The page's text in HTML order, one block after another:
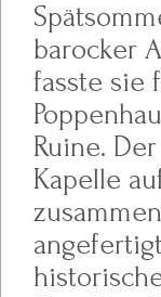
barocker
fasste sie
Ruine.
Kapelle